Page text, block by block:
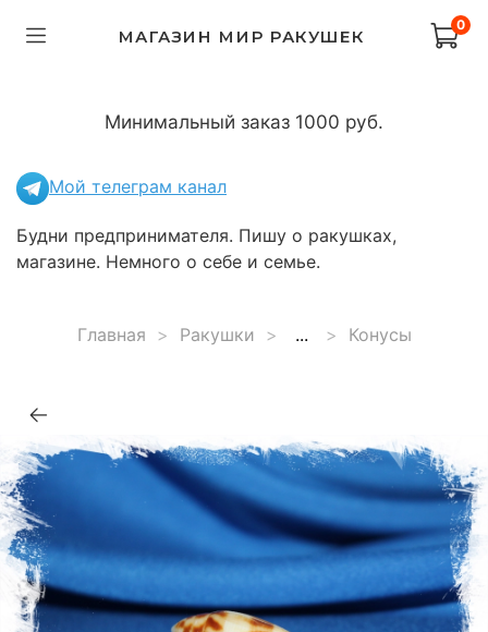
МАГАЗИН МИР РАКУШЕК
0
Минимальный заказ 1000 руб.
Мой телеграм канал
Будни предпринимателя. Пишу о ракушках,
магазине. Немного о себе и семье.
Главная Ракушки ... Конусы